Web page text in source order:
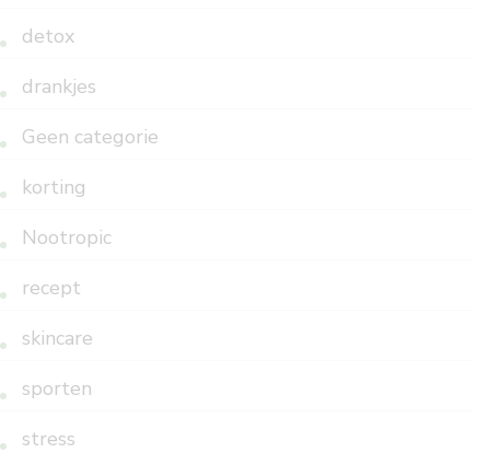
detox
drankjes
Geen categorie
korting
Nootropic
recept
skincare
sporten
stress